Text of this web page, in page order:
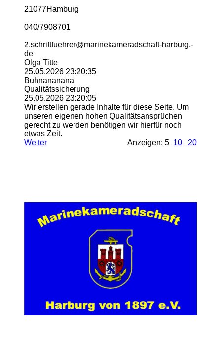
21077Hamburg
040/7908701
2.­schriftfuehrer@­marinekameradschaft-­harburg.­
de
Olga Titte
25.05.2026 23:20:35
Buhnananana
Qualitätssicherung
25.05.2026 23:20:05
Wir erstellen gerade Inhalte für diese Seite. Um
unseren eigenen hohen Qualitätsansprüchen
gerecht zu werden benötigen wir hierfür noch
etwas Zeit.
Weiter
Anzeigen: 5 10 20